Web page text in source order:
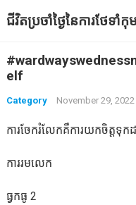
ជីវិតប្រចាំថ្ងៃនៃការថែទាំកុ
elf
Category November 29, 2022
ការចែករំលែកគឺការយកចិត្តទុក
ការរមលេក
ធ្វកធូ 2